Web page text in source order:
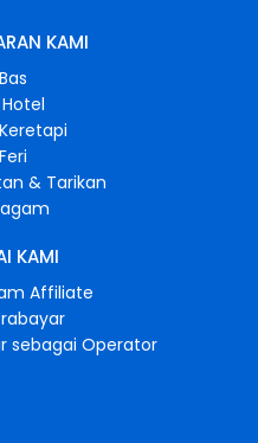
KAMI
& Tarikan
KAMI
Affiliate
sebagai Operator